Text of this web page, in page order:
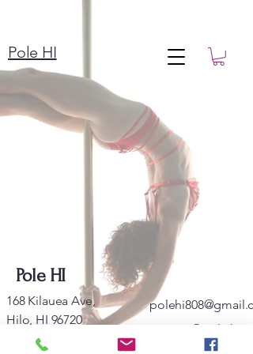
Pole HI
Pole HI
@pole.hi
168 Kilauea Ave,
Hilo, HI 96720